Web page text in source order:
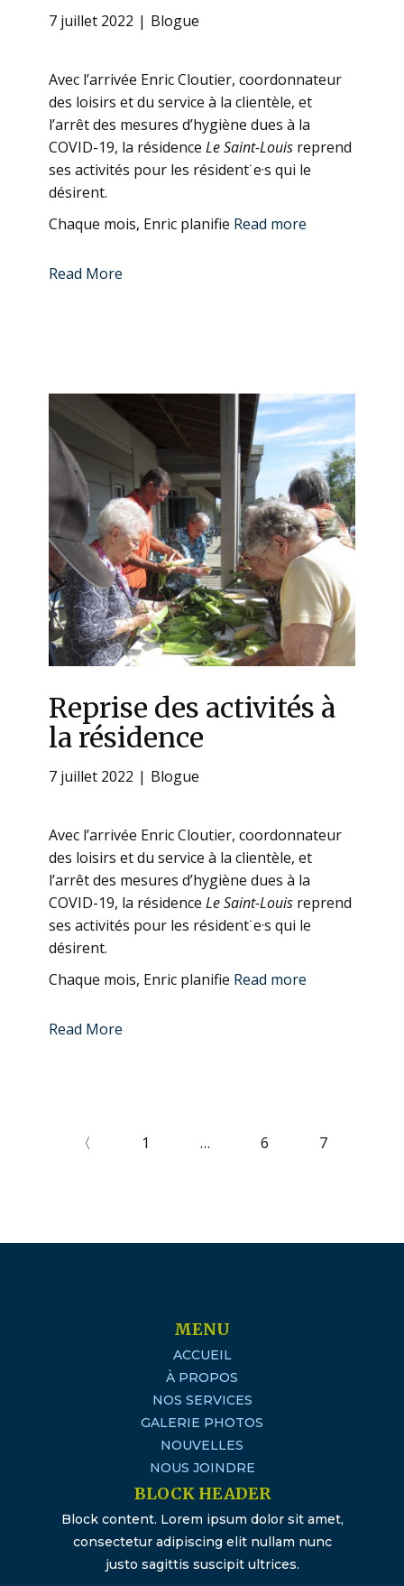
7 juillet 2022 Blogue
Avec l’arrivée Enric Cloutier, coordonnateur
des loisirs et du service à la clientèle, et
l’arrêt des mesures d’hygiène dues à la
COVID-19, la résidence Le Saint-Louis reprend
ses activités pour les résident˙e·s qui le
désirent.
Chaque mois, Enric planifie Read more
Read More
Reprise des activités à
la résidence
7 juillet 2022 Blogue
Avec l’arrivée Enric Cloutier, coordonnateur
des loisirs et du service à la clientèle, et
l’arrêt des mesures d’hygiène dues à la
COVID-19, la résidence Le Saint-Louis reprend
ses activités pour les résident˙e·s qui le
désirent.
Chaque mois, Enric planifie Read more
Read More
〈 1 … 6 7
MENU
ACCUEIL
À PROPOS
NOS SERVICES
GALERIE PHOTOS
NOUVELLES
NOUS JOINDRE
BLOCK HEADER
Block content. Lorem ipsum dolor sit amet,
consectetur adipiscing elit nullam nunc
justo sagittis suscipit ultrices.